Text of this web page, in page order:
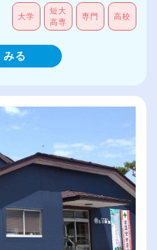
大学
短大
高専
専門 高校
みる